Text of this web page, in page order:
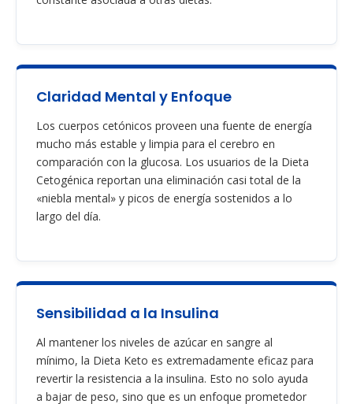
Claridad Mental y Enfoque
Los cuerpos cetónicos proveen una fuente de energía
mucho más estable y limpia para el cerebro en
comparación con la glucosa. Los usuarios de la Dieta
Cetogénica reportan una eliminación casi total de la
«niebla mental» y picos de energía sostenidos a lo
largo del día.
Sensibilidad a la Insulina
Al mantener los niveles de azúcar en sangre al
mínimo, la Dieta Keto es extremadamente eficaz para
revertir la resistencia a la insulina. Esto no solo ayuda
a bajar de peso, sino que es un enfoque prometedor